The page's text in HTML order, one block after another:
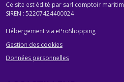
Ce site est édité par sarl comptoir
SIREN : 52207424400024
Hébergement via eProShopping
Gestion des cookies
Données personnelles